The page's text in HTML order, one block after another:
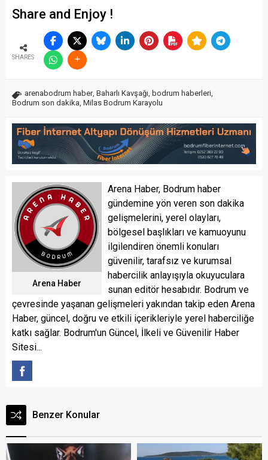
Share and Enjoy !
SHARES
arenabodrum haber, Baharlı Kavşağı bodrum haberleri
Bodrum son dakika Milas Bodrum Karayolu
Arena Haber
Arena Haber, Bodrum haber
gündemine yön veren son dakika
gelişmelerini, yerel olayları,
bölgesel başlıkları ve kamuoyunu
ilgilendiren önemli konuları
güvenilir, tarafsız ve kurumsal
habercilik anlayışıyla okuyuculara
sunan editör hesabıdır. Bodrum ve
çevresinde yaşanan gelişmeleri yakından takip eden Arena
Haber, güncel, doğru ve etkili içerikleriyle yerel haberciliğe
katkı sağlar. Bodrum'un Güncel, İlkeli ve Güvenilir Haber
Sitesi...
Benzer Konular